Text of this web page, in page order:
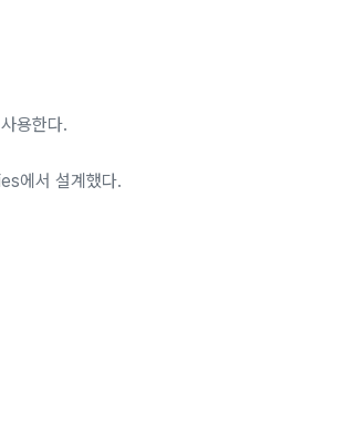
Patterns』
용한다.
에서 설계했다.